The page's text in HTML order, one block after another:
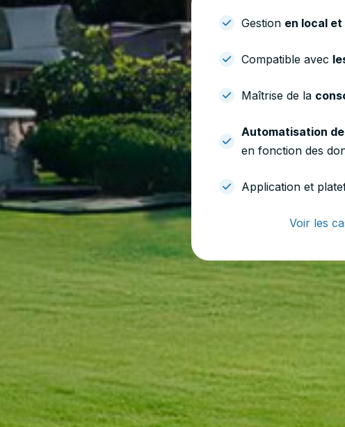
Gestion en local
Compatible avec
Maîtrise de la
Automatisation de
en fonction des
Application et
Voir les